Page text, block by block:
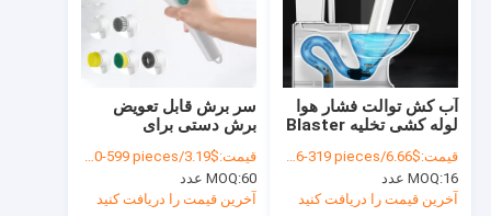
سر برش قابل تعویض
برش دستی برای
آشپزخانه
قیمت:$3.19/pieces 60-599 pieces
MOQ:60 عدد
آخرین قیمت را دریافت کنید
آب کش توالت فشار هوا
لوله کشی تخلیه Blaster
مسدود
قیمت:$6.66/pieces 16-319 pieces
MOQ:16 عدد
آخرین قیمت را دریافت کنید